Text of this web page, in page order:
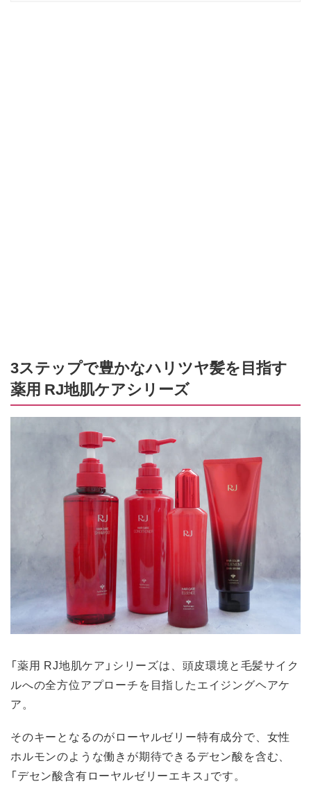
3ステップで豊かなハリツヤ髪を目指す
薬用 RJ地肌ケアシリーズ
「薬用 RJ地肌ケア」シリーズは、頭皮環境と毛髪サイク
ルへの全方位アプローチを目指したエイジングヘアケ
ア。
そのキーとなるのがローヤルゼリー特有成分で、女性
ホルモンのような働きが期待できるデセン酸を含む、
「デセン酸含有ローヤルゼリーエキス」です。